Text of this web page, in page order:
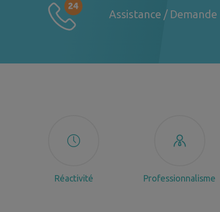
Assistance /
Réactivité Professionnalisme